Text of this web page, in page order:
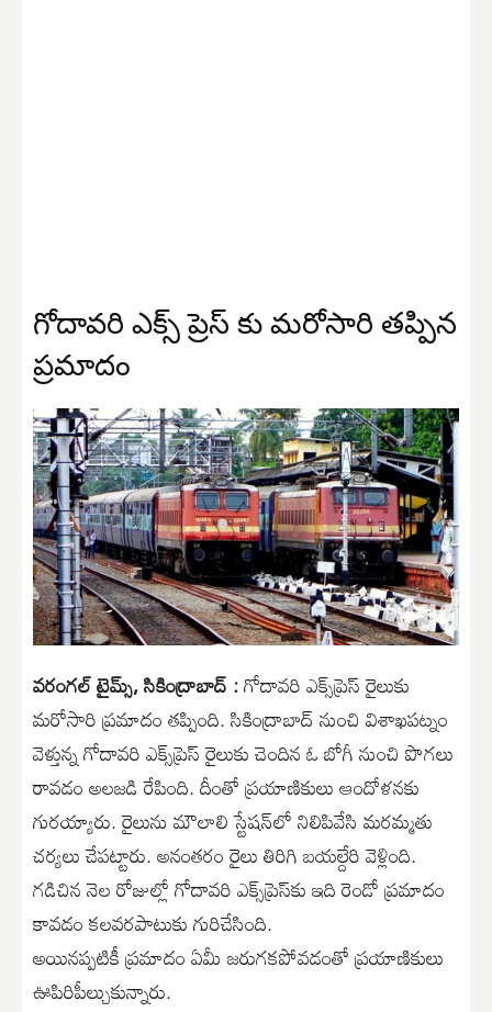
గోదావరి ఎక్స్ ప్రెస్ కు మరోసారి తప్పిన
ప్రమాదం
వరంగల్ టైమ్స్, సికింద్రాబాద్ :గోదావరి ఎక్స్‌ప్రెస్ రైలుకు
మరోసారి ప్రమాదం తప్పింది. సికింద్రాబాద్ నుంచి విశాఖపట్నం
వెళ్తున్న గోదావరి ఎక్స్‌ప్రెస్ రైలుకు చెందిన ఓ బోగీ నుంచి పొగలు
రావడం అలజడి రేపింది. దీంతో ప్రయాణికులు ఆందోళనకు
గురయ్యారు. రైలును మౌలాలి స్టేషన్‌లో నిలిపివేసి మరమ్మతు
చర్యలు చేపట్టారు. అనంతరం రైలు తిరిగి బయల్దేరి వెళ్లింది.
గడిచిన నెల రోజుల్లో గోదావరి ఎక్స్‌ప్రెస్‌కు ఇది రెండో ప్రమాదం
కావడం కలవరపాటుకు గురిచేసింది.
అయినప్పటికీ ప్రమాదం ఏమీ జరుగకపోవడంతో ప్రయాణికులు
ఊపిరిపీల్చుకున్నారు.